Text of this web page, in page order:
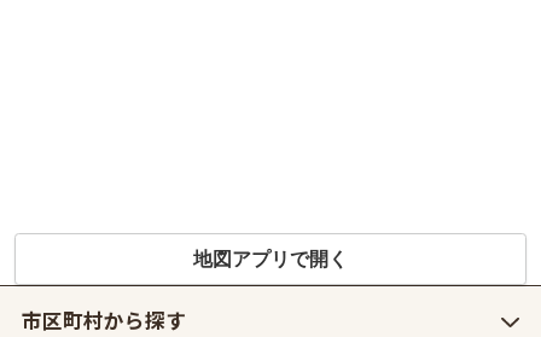
地図アプリで開く
市区町村から探す